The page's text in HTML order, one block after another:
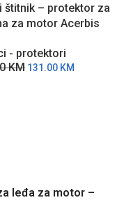
štitnik – protektor za
za motor Acerbis
- protektori
KM 131.00 KM
leđa za motor –